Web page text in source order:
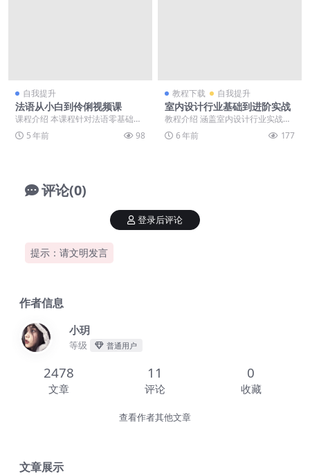
自我提升
法语从小白到伶俐视频课
课程介绍 本课程针对法语零基础学
员开设，旨在短时间内培养学生的
基础法语听说读写能...
5 年前 98
教程下载 自我提升
室内设计行业基础到进阶实战
教程介绍 涵盖室内设计行业实战课
的课程实训以及其他相关课程，让
你从小白入门，2个...
6 年前 177
评论(0)
提示：请文明发言
登录后评论
作者信息
小玥
等级 普通用户
2478
文章
11
评论
0
收藏
查看作者其他文章
文章展示